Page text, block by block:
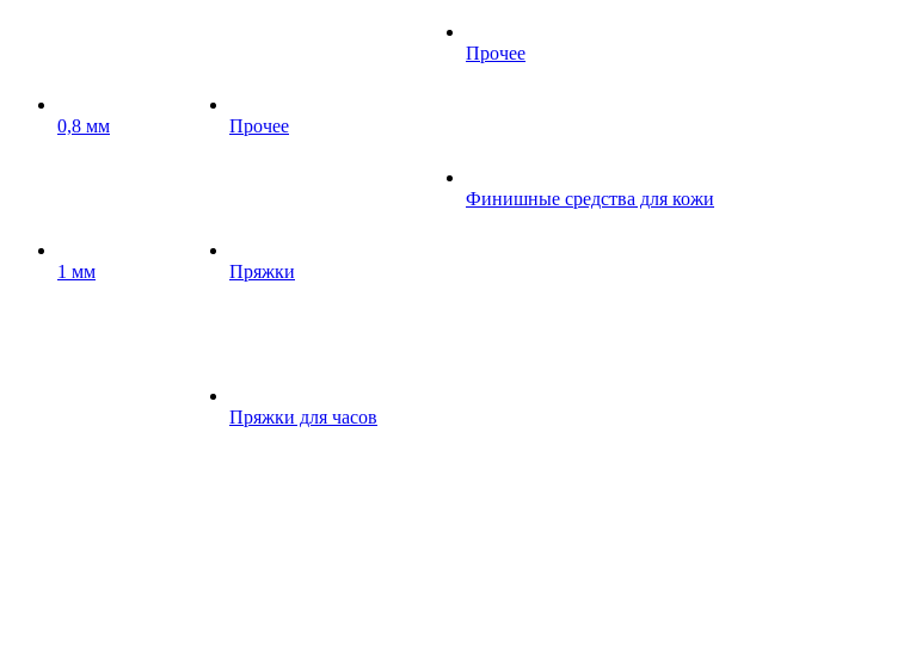
0,8 мм
1 мм
Прочее
Пряжки
Пряжки для часов
Прочее
Финишные средства для кожи